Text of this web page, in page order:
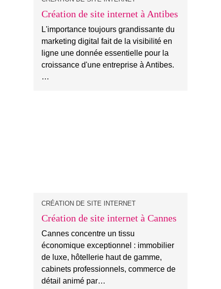
Création de site internet à Antibes
L'importance toujours grandissante du
marketing digital fait de la visibilité en
ligne une donnée essentielle pour la
croissance d'une entreprise à Antibes.
…
CRÉATION DE SITE INTERNET
Création de site internet à Cannes
Cannes concentre un tissu
économique exceptionnel : immobilier
de luxe, hôtellerie haut de gamme,
cabinets professionnels, commerce de
détail animé par…